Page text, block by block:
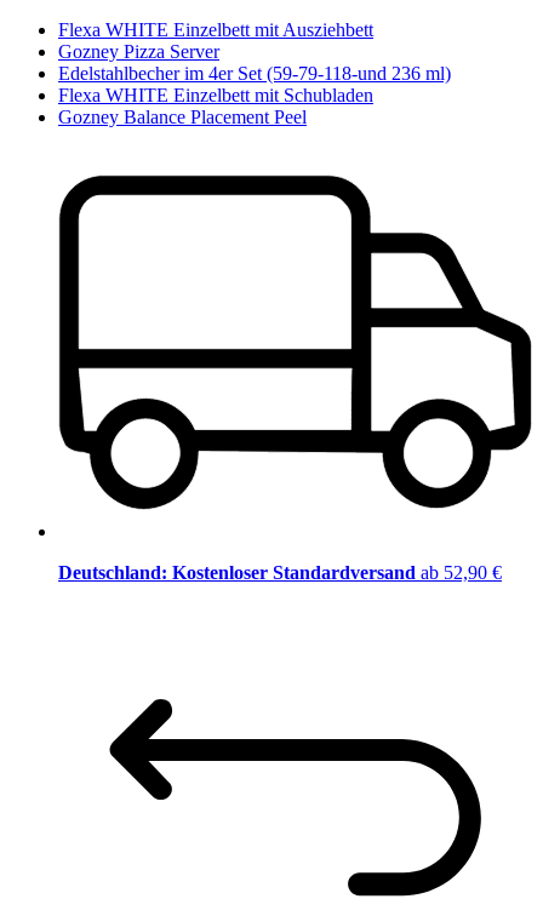
Flexa WHITE Einzelbett mit Ausziehbett
Gozney Pizza Server
Edelstahlbecher im 4er Set (59-79-118-und 236 ml)
Flexa WHITE Einzelbett mit Schubladen
Gozney Balance Placement Peel
Deutschland: Kostenloser Standardversand ab 52,90 €